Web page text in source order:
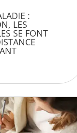
:
LES
SE FONT